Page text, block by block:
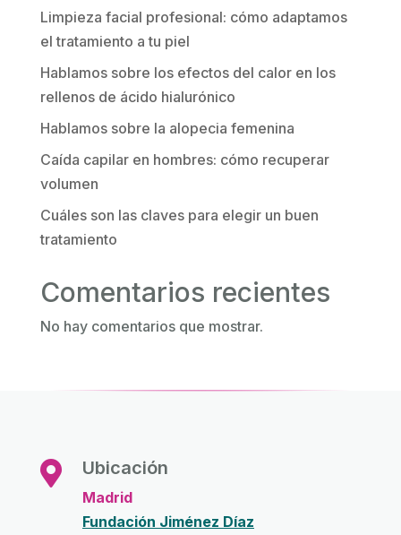
Limpieza facial profesional: cómo adaptamos
el tratamiento a tu piel
Hablamos sobre los efectos del calor en los
rellenos de ácido hialurónico
Hablamos sobre la alopecia femenina
Caída capilar en hombres: cómo recuperar
volumen
Cuáles son las claves para elegir un buen
tratamiento
Comentarios recientes
No hay comentarios que mostrar.
 Ubicación
Madrid
Fundación Jiménez Díaz